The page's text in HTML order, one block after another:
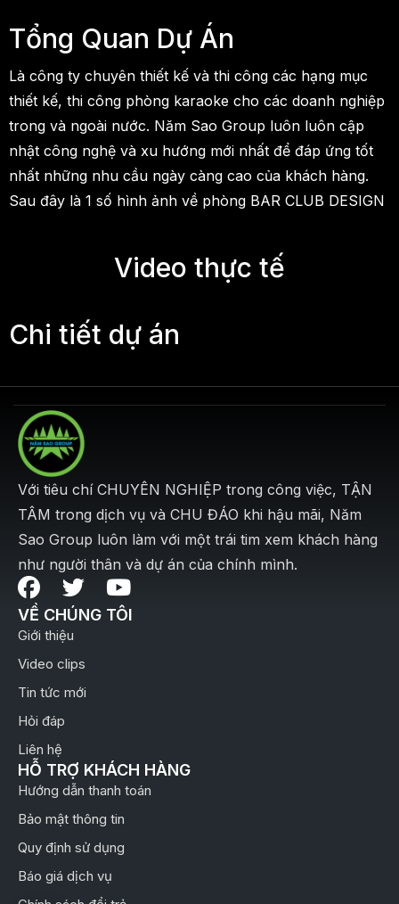
Tổng Quan Dự Án
Là công ty chuyên thiết kế và thi công các hạng mục
thiết kế, thi công phòng karaoke cho các doanh nghiệp
trong và ngoài nước. Năm Sao Group luôn luôn cập
nhật công nghệ và xu hướng mới nhất để đáp ứng tốt
nhất những nhu cầu ngày càng cao của khách hàng.
Sau đây là 1 số hình ảnh về phòng BAR CLUB DESIGN
Video thực tế
Chi tiết dự án
Với tiêu chí CHUYÊN NGHIỆP trong công việc, TẬN
TÂM trong dịch vụ và CHU ĐÁO khi hậu mãi, Năm
Sao Group luôn làm với một trái tim xem khách hàng
như người thân và dự án của chính mình.
VỀ CHÚNG TÔI
Giới thiệu
Video clips
Tin tức mới
Hỏi đáp
Liên hệ
HỖ TRỢ KHÁCH HÀNG
Hướng dẫn thanh toán
Bảo mật thông tin
Quy định sử dụng
Báo giá dịch vụ